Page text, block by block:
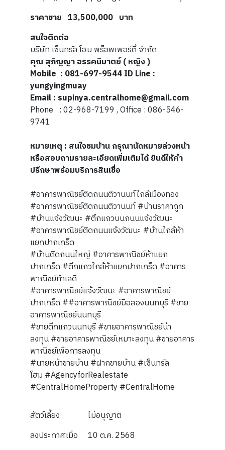
ราคาขาย 13,500,000 บาท
สนใจติดต่อ
บริษัท เซ็นทรัล โฮม พร็อพเพอร์ตี้ จำกัด
คุณ สุภิญญา อรรคนิมาตย์ ( หญิง )
Mobile : 081-697-9544 ID Line :
yungyingmuay
Email : supinya.centralhome@gmail.com
Phone : 02-968-7199 , Office : 086-546-
9741
หมายเหตุ : สนใจชมบ้าน กรุณานัดหมายล่วงหน้า
หรือสอบถามรายละเอียดเพิ่มเติมได้ ยินดีให้คำ
ปรึกษาพร้อมบริการสินเชื่อ
#อาคารพาณิชย์ติดถนนติวานนท์ใกล้เมืองทอง
#อาคารพาณิชย์ติดถนนติวานนท์ #บ้านราคาถูก
#บ้านแจ้งวัฒนะ #ตึกแถวบนถนนแจ้งวัฒนะ
#อาคารพาณิชย์ติดถนนแจ้งวัฒนะ #บ้านใกล้ห้า
แยกปากเกร็ด
#บ้านติดถนนใหญ่ #อาคารพาณิชย์ห้าแยก
ปากเกร็ด #ตึกแถวใกล้ห้าแยกปากเกร็ด #อาคาร
พาณิชย์ทำเลดี
#อาคารพาณิชย์แจ้งวัฒนะ #อาคารพาณิชย์
ปากเกร็ด ##อาคารพาณิชย์มือสองนนทบุรี #ขาย
อาคารพาณิชย์นนทบุรี
#ขายตึกแถวนนทบุรี #ขายอาคารพาณิชย์น่า
ลงทุน #ขายอาคารพาณิชย์เหมาะลงทุน #ขายอาคาร
พาณิชย์เพื่อการลงทุน
#นายหน้าขายบ้าน #ฝากขายบ้าน #เซ็นทรัล
โฮม #AgencyforRealestate
#CentralHomeProperty #CentralHome
สัตว์เลี้ยง
ไม่อนุญาต
ลงประกาศเมื่อ
10 ต.ค. 2568